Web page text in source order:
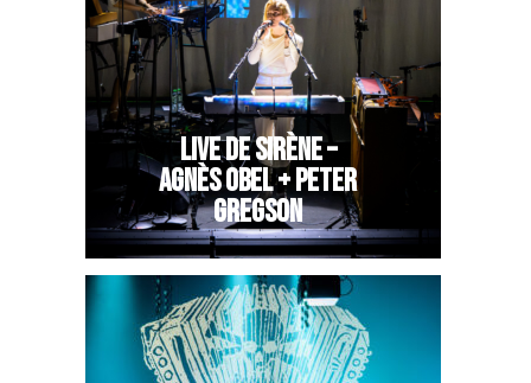
LIVE DE SIRÈNE –
AGNÈS OBEL + PETER
GREGSON